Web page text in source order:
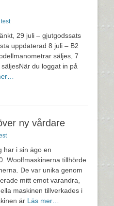
29 juli – gjutgodssats
uppdaterad 8 juli – B2
säljes, 7
du loggat in på
ny vårdare
har i sin ägo en
Woolfmaskinerna tillhörde
De var unika genom
mitt emot varandra,
maskinen tillverkades i
är Läs mer…